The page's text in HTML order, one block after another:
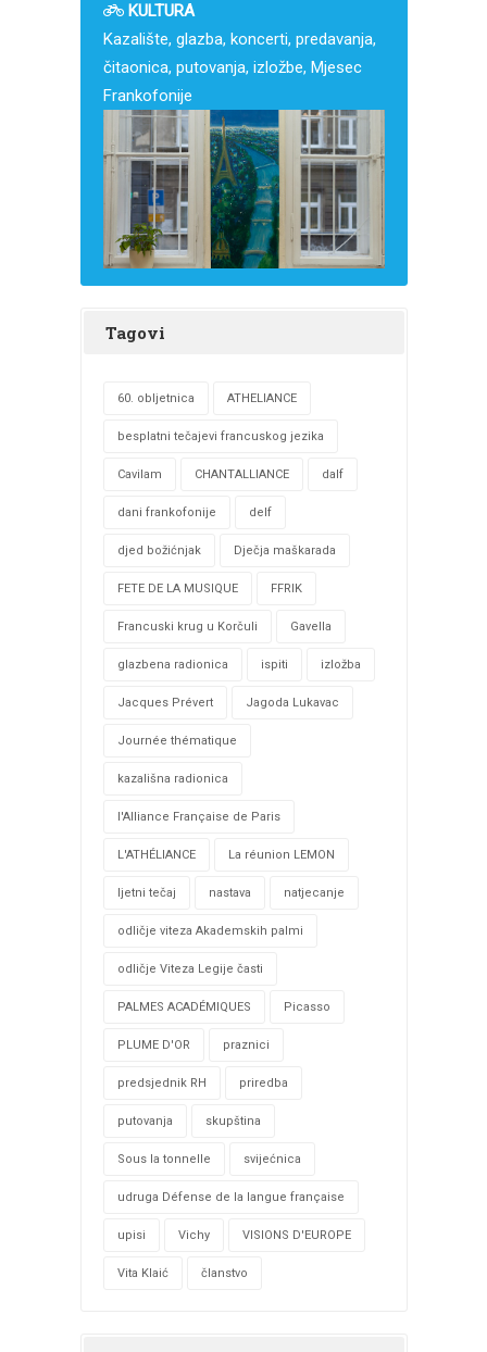
KULTURA
Kazalište, glazba, koncerti, predavanja,
čitaonica, putovanja, izložbe, Mjesec
Frankofonije
Tagovi
60. obljetnica ATHELIANCE
besplatni tečajevi francuskog jezika
Cavilam CHANTALLIANCE dalf
dani frankofonije delf
djed božićnjak Dječja maškarada
FETE DE LA MUSIQUE FFRIK
Francuski krug u Korčuli Gavella
glazbena radionica ispiti izložba
Jacques Prévert Jagoda Lukavac
Journée thématique
kazališna radionica
l'Alliance Française de Paris
L'ATHÉLIANCE La réunion LEMON
ljetni tečaj nastava natjecanje
odličje viteza Akademskih palmi
odličje Viteza Legije časti
PALMES ACADÉMIQUES Picasso
PLUME D'OR praznici
predsjednik RH priredba
putovanja skupština
Sous la tonnelle svijećnica
udruga Défense de la langue française
upisi Vichy VISIONS D'EUROPE
Vita Klaić članstvo